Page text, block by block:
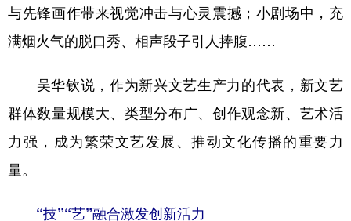
与先锋画作带来视觉冲击与心灵震撼；小剧场中，充
满烟火气的脱口秀、相声段子引人捧腹……
吴华钦说，作为新兴文艺生产力的代表，新文艺
群体数量规模大、类型分布广、创作观念新、艺术活
力强，成为繁荣文艺发展、推动文化传播的重要力
量。
“技”“艺”融合激发创新活力